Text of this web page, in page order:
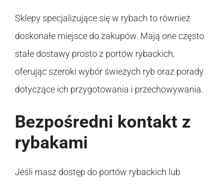
Sklepy specjalizujące się w rybach to również
doskonałe miejsce do zakupów. Mają one często
stałe dostawy prosto z portów rybackich,
oferując szeroki wybór świeżych ryb oraz porady
dotyczące ich przygotowania i przechowywania.
Bezpośredni kontakt z
rybakami
Jeśli masz dostęp do portów rybackich lub